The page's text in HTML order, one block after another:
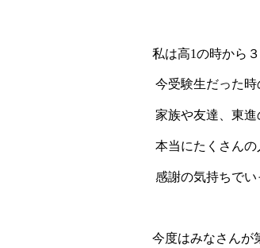
私は高1の時から
今受験生だった時
家族や友達、東進
本当にたくさん
感謝の気持ちでい
今度はみなさんが